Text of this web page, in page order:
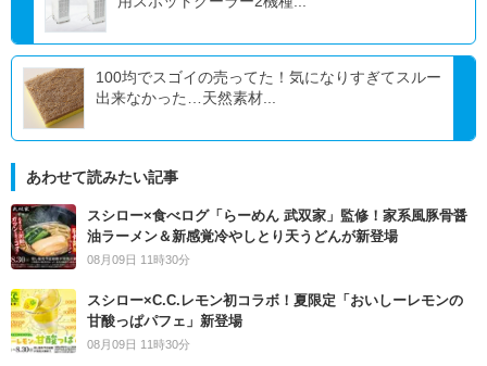
100均でスゴイの売ってた！気になりすぎてスルー
出来なかった…天然素材...
あわせて読みたい記事
スシロー×食べログ「らーめん 武双家」監修！家系風豚骨醤
油ラーメン＆新感覚冷やしとり天うどんが新登場
08月09日 11時30分
スシロー×C.C.レモン初コラボ！夏限定「おいしーレモンの
甘酸っぱパフェ」新登場
08月09日 11時30分